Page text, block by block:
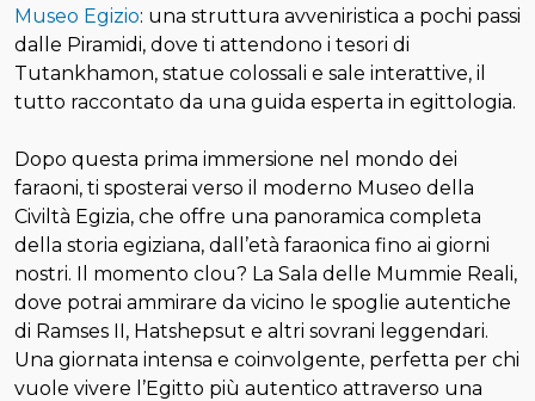
Museo Egizio: una struttura avveniristica a pochi passi
dalle Piramidi, dove ti attendono i tesori di
Tutankhamon, statue colossali e sale interattive, il
tutto raccontato da una guida esperta in egittologia.
Dopo questa prima immersione nel mondo dei
faraoni, ti sposterai verso il moderno Museo della
Civiltà Egizia, che offre una panoramica completa
della storia egiziana, dall’età faraonica fino ai giorni
nostri. Il momento clou? La Sala delle Mummie Reali,
dove potrai ammirare da vicino le spoglie autentiche
di Ramses II, Hatshepsut e altri sovrani leggendari.
Una giornata intensa e coinvolgente, perfetta per chi
vuole vivere l’Egitto più autentico attraverso una